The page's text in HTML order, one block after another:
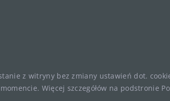
z witryny bez zmiany ustawień dot.
Więcej szczegółów na podstronie